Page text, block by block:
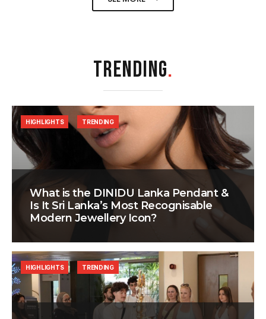
TRENDING.
What is the DINIDU Lanka Pendant &
Is It Sri Lanka’s Most Recognisable
Modern Jewellery Icon?
HIGHLIGHTS TRENDING
HIGHLIGHTS TRENDING